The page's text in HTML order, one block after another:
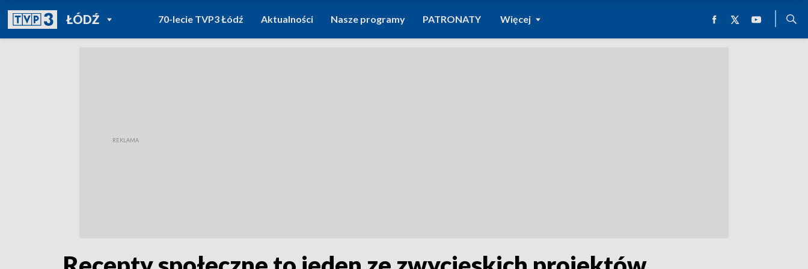
ŁÓDŹPOWRÓT DO
TVP REGIONY
70-lecie TVP3 Łódź Aktualności Nasze programy PATRONATY Więcej